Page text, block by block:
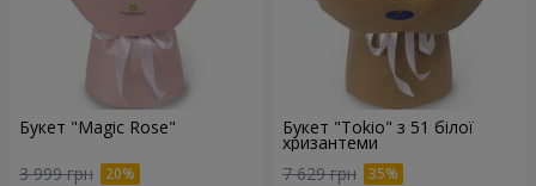
Букет "Magic Rose"
3 999 грн
Букет "Tokio" з 51 білої
хризантеми
7 629 грн